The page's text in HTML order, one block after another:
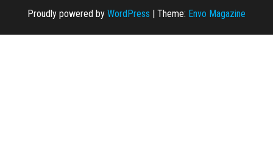
Proudly powered by WordPress | Theme: Envo Magazine